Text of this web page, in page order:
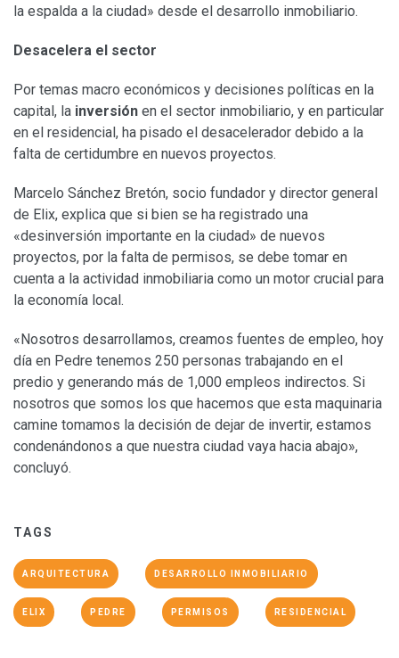
la espalda a la ciudad» desde el desarrollo inmobiliario.
Desacelera el sector
Por temas macro económicos y decisiones políticas en la
capital, la inversión en el sector inmobiliario, y en particular
en el residencial, ha pisado el desacelerador debido a la
falta de certidumbre en nuevos proyectos.
Marcelo Sánchez Bretón, socio fundador y director general
de Elix, explica que si bien se ha registrado una
«desinversión importante en la ciudad» de nuevos
proyectos, por la falta de permisos, se debe tomar en
cuenta a la actividad inmobiliaria como un motor crucial para
la economía local.
«Nosotros desarrollamos, creamos fuentes de empleo, hoy
día en Pedre tenemos 250 personas trabajando en el
predio y generando más de 1,000 empleos indirectos. Si
nosotros que somos los que hacemos que esta maquinaria
camine tomamos la decisión de dejar de invertir, estamos
condenándonos a que nuestra ciudad vaya hacia abajo»,
concluyó.
TAGS
ARQUITECTURA DESARROLLO INMOBILIARIO
ELIX PEDRE PERMISOS RESIDENCIAL